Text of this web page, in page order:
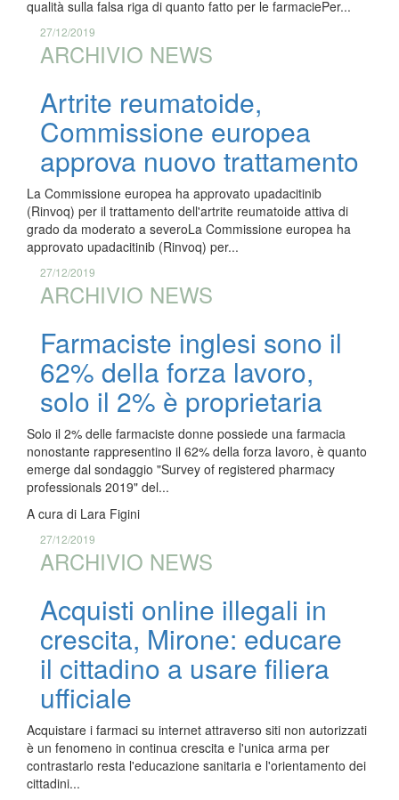
qualità sulla falsa riga di quanto fatto per le farmaciePer...
27/12/2019
ARCHIVIO NEWS
Artrite reumatoide,
Commissione europea
approva nuovo trattamento
La Commissione europea ha approvato upadacitinib
(Rinvoq) per il trattamento dell'artrite reumatoide attiva di
grado da moderato a severoLa Commissione europea ha
approvato upadacitinib (Rinvoq) per...
27/12/2019
ARCHIVIO NEWS
Farmaciste inglesi sono il
62% della forza lavoro,
solo il 2% è proprietaria
Solo il 2% delle farmaciste donne possiede una farmacia
nonostante rappresentino il 62% della forza lavoro, è quanto
emerge dal sondaggio "Survey of registered pharmacy
professionals 2019" del...
A cura di Lara Figini
27/12/2019
ARCHIVIO NEWS
Acquisti online illegali in
crescita, Mirone: educare
il cittadino a usare filiera
ufficiale
Acquistare i farmaci su internet attraverso siti non autorizzati
è un fenomeno in continua crescita e l'unica arma per
contrastarlo resta l'educazione sanitaria e l'orientamento dei
cittadini...